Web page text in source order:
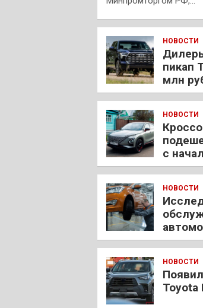
НОВОСТИ
пикап
млн
НОВОСТИ
с
НОВОСТИ
НОВОСТИ
Toyota